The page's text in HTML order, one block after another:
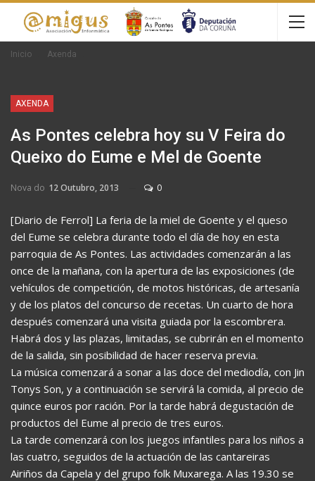
Inicio Axenda
AXENDA
As Pontes celebra hoy su V Feira do
Queixo do Eume e Mel de Goente
Nova do 12 Outubro, 2013 0
[Diario de Ferrol] La feria de la miel de Goente y el queso
del Eume se celebra durante todo el día de hoy en esta
parroquia de As Pontes. Las actividades comenzarán a las
once de la mañana, con la apertura de las exposiciones (de
vehículos de competición, de motos históricas, de artesanía
y de los platos del concurso de recetas. Un cuarto de hora
después comenzará una visita guiada por la escombrera.
Habrá dos y las plazas, limitadas, se cubrirán en el momento
de la salida, sin posibilidad de hacer reserva previa.
La música comenzará a sonar a las doce del mediodía, con Jin
Tonys Son, y a continuación se servirá la comida, al precio de
quince euros por ración. Por la tarde habrá degustación de
productos del Eume al precio de tres euros.
La tarde comenzará con los juegos infantiles para los niños a
las cuatro, seguidos de la actuación de las cantareiras
Airiños da Capela y del grupo folk Muxarega. A las 19.30 se